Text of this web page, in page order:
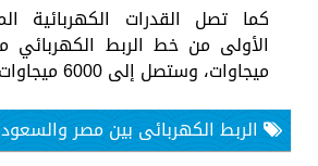
كما تصل القدرات الكهربائية
ميجاوات، وستصل إلى 6000 ميجاوات بمرحلته الثانية.
الربط الكهربائى بين مصر